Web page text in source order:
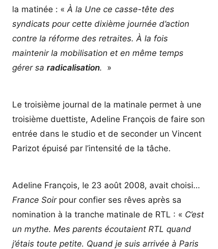
la matinée : « À la Une ce casse-tête des
syndicats pour cette dixième journée d’action
contre la réforme des retraites. À la fois
maintenir la mobilisation et en même temps
gérer sa radicalisation. »
Le troisième journal de la matinale permet à une
troisième duettiste, Adeline François de faire son
entrée dans le studio et de seconder un Vincent
Parizot épuisé par l’intensité de la tâche.
Adeline François, le 23 août 2008, avait choisi…
France Soirpour confier ses rêves après sa
nomination à la tranche matinale de RTL : « C’est
un mythe. Mes parents écoutaient RTL quand
j’étais toute petite. Quand je suis arrivée à Paris